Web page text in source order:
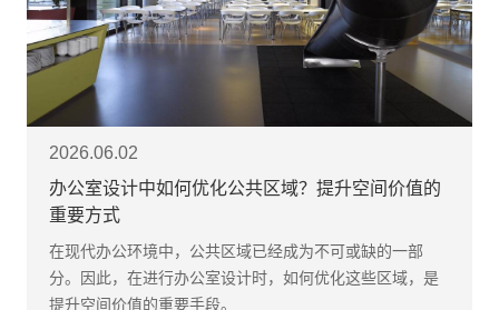
2026.06.02
办公室设计中如何优化公共区域？提升空间价值的
重要方式
​在现代办公环境中，公共区域已经成为不可或缺的一部
分。因此，在进行办公室设计时，如何优化这些区域，是
提升空间价值的重要手段。